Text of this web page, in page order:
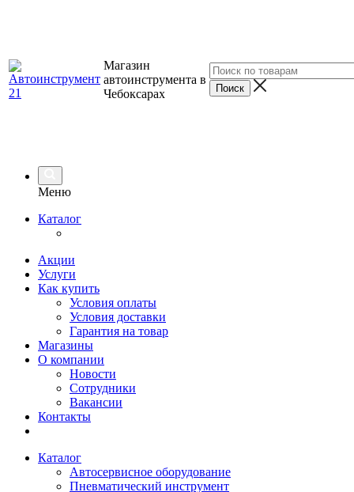
Магазин
автоинструмента в
Чебоксарах
Меню
Каталог
Акции
Услуги
Как купить
Условия оплаты
Условия доставки
Гарантия на товар
Магазины
О компании
Новости
Сотрудники
Вакансии
Контакты
Каталог
Автосервисное оборудование
Пневматический инструмент